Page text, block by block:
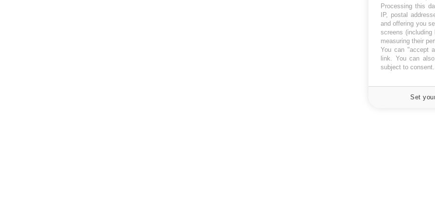
Processing this
IP, postal
and offering you
screens
measuring their
You can "accept
link. You can
subject to
Set